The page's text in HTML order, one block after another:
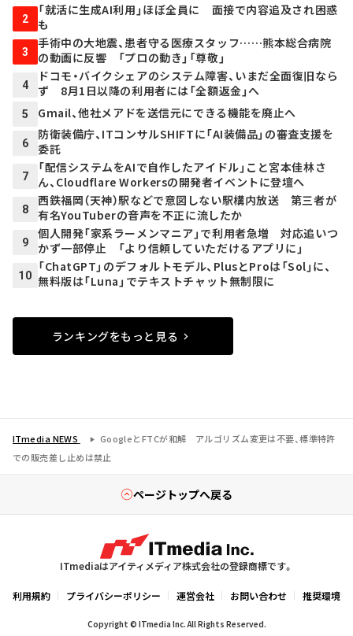
2
「就活に生成AI利用」ほぼ全員に 面接で内容追及され困惑
も
3
手術中の大地震、患者守る医療スタッフ……熊本総合病院
の動画に反響 「プロの動き」「尊敬」
4
ドコモ・バイクシェアのシステム障害、いまだ全面復旧なら
ず 8月1日以降の利用者には「全額返金」へ
5 Gmail、他社メアドを送信元にできる機能を廃止へ
6
防衛装備庁、ITコンサルSHIFTに「AI装備品」の審査支援を
委託
7
「配信システムをAIで自作したアイドル」こと宮本佳林さ
ん、Cloudflare Workersの開発者イベントに登壇へ
8
西鉄福岡（天神）駅などで意図しない駅構内放送 第三者が
有名YouTuberの音声を不正に流したか
9
個人開発「家系ラーメンマニア」で利用者急増 対応追いつ
かず一部停止 「より信頼していただけるアプリに」
10
「ChatGPT」のデフォルトモデル、PlusとProは「Sol」に、
無料版は「Luna」でテキストチャット無制限に
ランキングをもっと見る
ITmedia NEWS
GoogleとFTCが和解 アルゴリズム変更は不要、標準特許
での販売差し止めは禁止
ページトップへ戻る
ITmediaはアイティメディア株式会社の登録商標です。
利用規約 プライバシーポリシー 運営会社 お問い合わせ 推奨環境
Copyright © ITmedia Inc. All Rights Reserved.